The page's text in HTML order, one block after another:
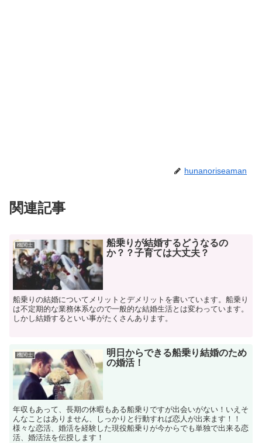
hunanoriseaman
関連記事
機関士
船乗りが結婚するどうなるの
か？？子育ては大丈夫？
船乗りの結婚についてメリットとデメリットを書いています。船乗り
は不定期的な業務体系なので一般的な結婚生活とは変わっています。
しかし結婚するといい事がたくさんあります。
機関士
明日からできる船乗り結婚のため
の婚活！
年収もあって、長期の休暇もある船乗りですが出会いがない！いえそ
んなことはありません、しっかりと行動すれば恋人が出来ます！！
様々な恋活、婚活を経験した現役船乗りが今からでも単独で出来る恋
活、婚活法を伝授します！